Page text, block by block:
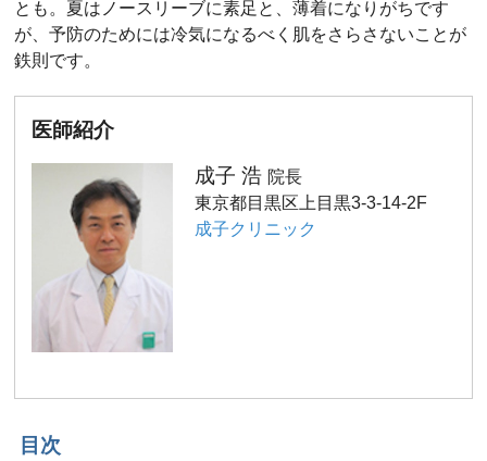
とも。夏はノースリーブに素足と、薄着になりがちです
が、予防のためには冷気になるべく肌をさらさないことが
鉄則です。
医師紹介
成子 浩 院長
東京都目黒区上目黒3-3-14-2F
成子クリニック
目次